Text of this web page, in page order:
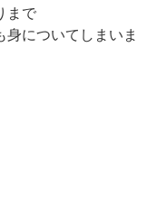
まで
についてしまいま